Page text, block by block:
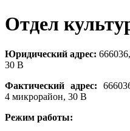
Отдел
Юридический адрес:
30 В
Фактический адрес:
4 микрорайон, 30 В
Режим работы: